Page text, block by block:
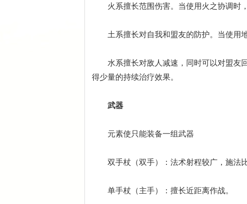
火系擅长范围伤害。当使用火之协调时，
土系擅长对自我和盟友的防护。当使用地
水系擅长对敌人减速，同时可以对盟友
得少量的持续治疗效果。
武器
元素使只能装备一组武器
双手杖（双手）：法术射程较广，施法比
单手杖（主手）：擅长近距离作战。